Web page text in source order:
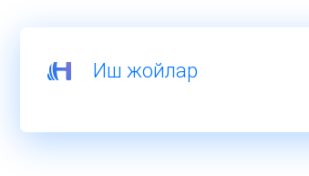
Иш жойлар